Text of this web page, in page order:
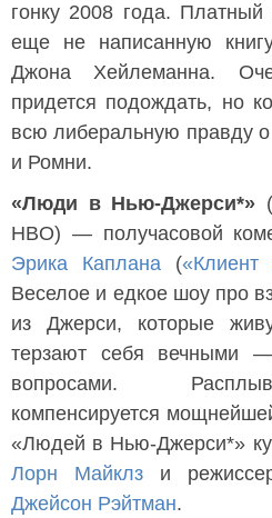
гонку 2008 года.
еще не написанную
Джона Хейлеманна.
придется подождать, но
всю либеральную правду
и Ромни.
«Люди в Нью-Джерси*»
HBO) — получасовой
Эрика Каплана («Клиент
Веселое и едкое шоу про
из Джерси, которые
терзают себя вечными
вопросами.
компенсируется
«Людей в Нью-Джерси*»
Лорн Майклз и
Джейсон Рэйтман.